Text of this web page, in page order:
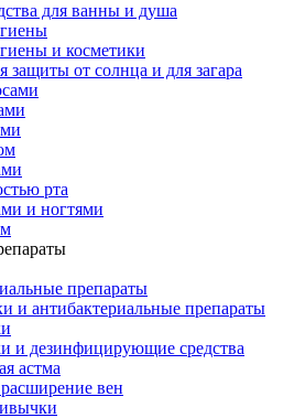
для ванны и душа
и косметики
защиты от солнца и для загара
рта
и ногтями
препараты
и антибактериальные препараты
и дезинфицирующие средства
астма
вен